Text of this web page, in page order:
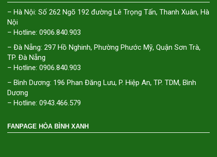
– Hà Nội: Số 262 Ngõ 192 đường Lê Trọng Tấn, Thanh Xuân, Hà
Nội
– Hotline: 0906.840.903
– Đà Nẵng: 297 Hồ Nghinh, Phường Phước Mỹ, Quận Sơn Trà,
TP. Đà Nẵng
– Hotline: 0906.840.903
– Bình Dương: 196 Phan Đăng Lưu, P. Hiệp An, TP. TDM, Bình
Dương
– Hotline: 0943.466.579
FANPAGE HÒA BÌNH XANH